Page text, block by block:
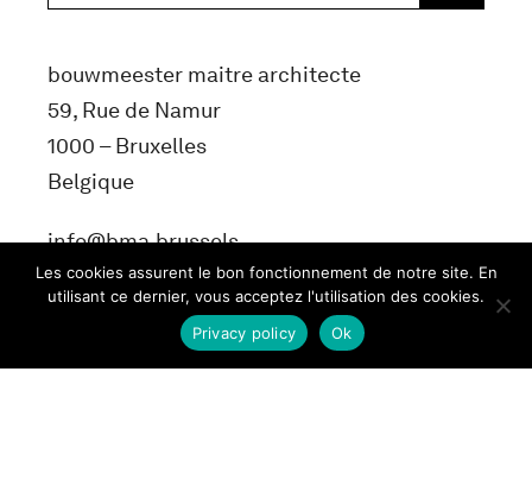
bouwmeester maitre architecte
59, Rue de Namur
1000 – Bruxelles
Belgique
info@bma.brussels
Les cookies assurent le bon fonctionnement de notre site. En
utilisant ce dernier, vous acceptez l'utilisation des cookies.
Ok
Privacy policy